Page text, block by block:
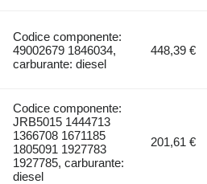
Codice componente:
49002679 1846034,
carburante: diesel
448,39 €
Codice componente:
JRB5015 1444713
1366708 1671185
1805091 1927783
1927785, carburante:
diesel
201,61 €